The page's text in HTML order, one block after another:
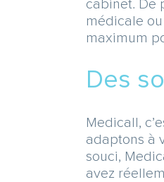
cabinet. De
médicale
maximum
Des
Medicall,
adaptons à
souci,
avez